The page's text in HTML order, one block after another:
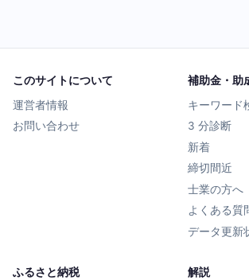
このサイトについて
運営者情報
お問い合わせ
補助金・助
キーワード
3 分診断
新着
締切間近
士業の方へ
よくある質
データ更新
ふるさと納税 解説